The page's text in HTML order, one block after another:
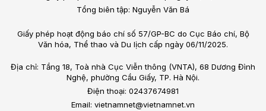
Tổng biên tập: Nguyễn Văn Bá
Giấy phép hoạt động báo chí số 57/GP-BC do Cục Báo chí, Bộ
Văn hóa, Thể thao và Du lịch cấp ngày 06/11/2025.
Địa chỉ: Tầng 18, Toà nhà Cục Viễn thông (VNTA), 68 Dương Đình
Nghệ, phường Cầu Giấy, TP. Hà Nội.
Điện thoại: 02437674981
Email: vietnamnet@vietnamnet.vn